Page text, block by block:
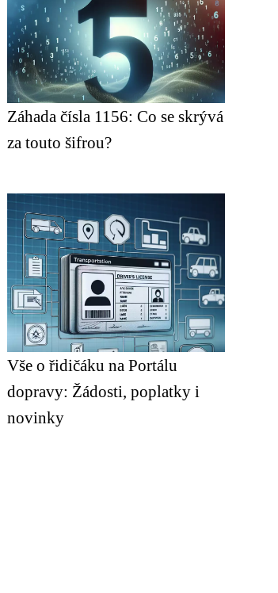
Záhada čísla 1156: Co se skrývá
za touto šifrou?
Vše o řidičáku na Portálu
dopravy: Žádosti, poplatky i
novinky